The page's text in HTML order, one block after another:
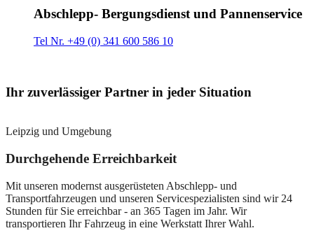
Abschlepp- Bergungsdienst und Pannenservice
Tel Nr. +49 (0) 341 600 586 10
Ihr zuverlässiger Partner in jeder Situation
Leipzig und Umgebung
Durchgehende Erreichbarkeit
Mit unseren modernst ausgerüsteten Abschlepp- und
Transportfahrzeugen und unseren Servicespezialisten sind wir 24
Stunden für Sie erreichbar - an 365 Tagen im Jahr. Wir
transportieren Ihr Fahrzeug in eine Werkstatt Ihrer Wahl.